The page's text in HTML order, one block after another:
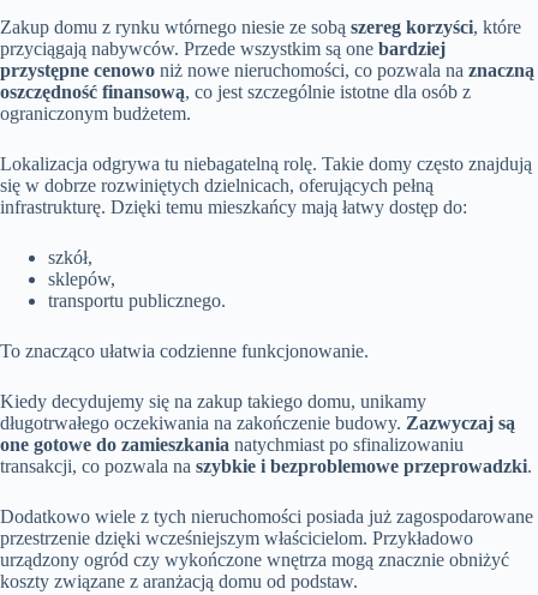
Zakup domu z rynku wtórnego niesie ze sobą szereg korzyści, które
przyciągają nabywców. Przede wszystkim są one bardziej
przystępne cenowo niż nowe nieruchomości, co pozwala na znaczną
oszczędność finansową, co jest szczególnie istotne dla osób z
ograniczonym budżetem.
Lokalizacja odgrywa tu niebagatelną rolę. Takie domy często znajdują
się w dobrze rozwiniętych dzielnicach, oferujących pełną
infrastrukturę. Dzięki temu mieszkańcy mają łatwy dostęp do:
szkół,
sklepów,
transportu publicznego.
To znacząco ułatwia codzienne funkcjonowanie.
Kiedy decydujemy się na zakup takiego domu, unikamy
długotrwałego oczekiwania na zakończenie budowy. Zazwyczaj są
one gotowe do zamieszkania natychmiast po sfinalizowaniu
transakcji, co pozwala na szybkie i bezproblemowe przeprowadzki.
Dodatkowo wiele z tych nieruchomości posiada już zagospodarowane
przestrzenie dzięki wcześniejszym właścicielom. Przykładowo
urządzony ogród czy wykończone wnętrza mogą znacznie obniżyć
koszty związane z aranżacją domu od podstaw.